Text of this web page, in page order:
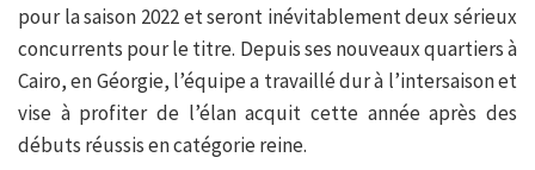
pour la saison 2022 et seront inévitablement deux sérieux
concurrents pour le titre. Depuis ses nouveaux quartiers à
Cairo, en Géorgie, l’équipe a travaillé dur à l’intersaison et
vise à profiter de l’élan acquit cette année après des
débuts réussis en catégorie reine.